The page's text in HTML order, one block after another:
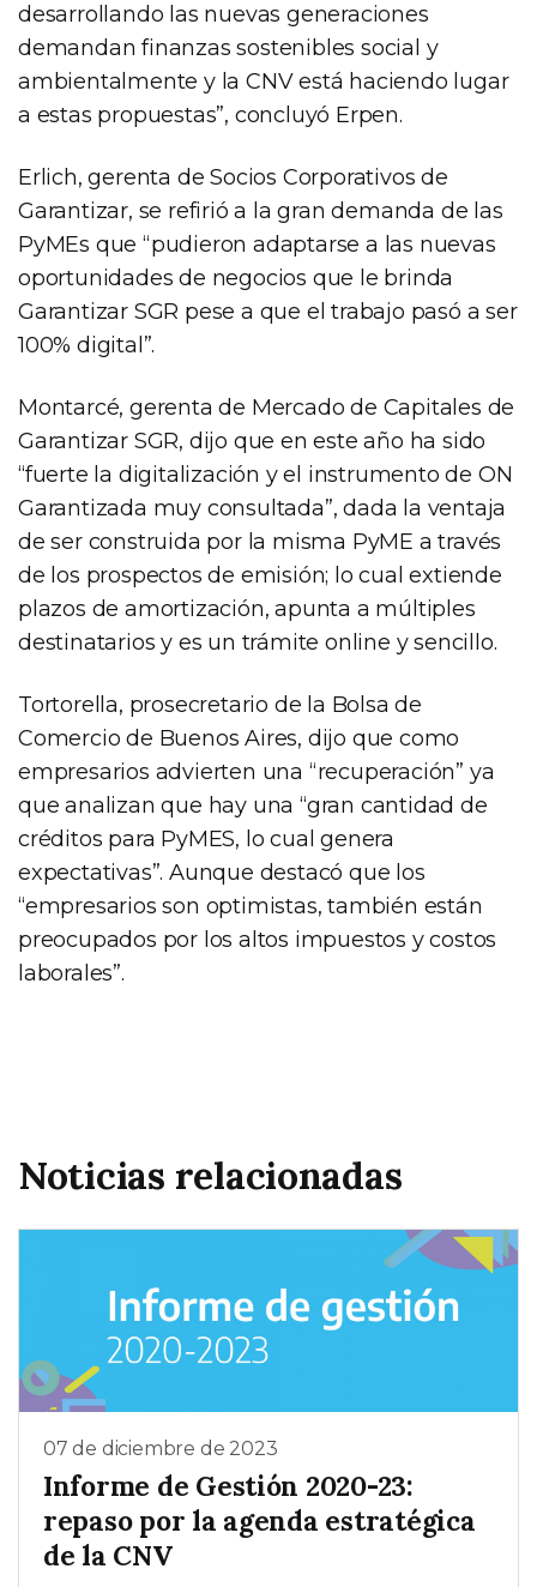
desarrollando las nuevas generaciones
demandan finanzas sostenibles social y
ambientalmente y la CNV está haciendo lugar
a estas propuestas”, concluyó Erpen.
Erlich, gerenta de Socios Corporativos de
Garantizar, se refirió a la gran demanda de las
PyMEs que “pudieron adaptarse a las nuevas
oportunidades de negocios que le brinda
Garantizar SGR pese a que el trabajo pasó a ser
100% digital”.
Montarcé, gerenta de Mercado de Capitales de
Garantizar SGR, dijo que en este año ha sido
“fuerte la digitalización y el instrumento de ON
Garantizada muy consultada”, dada la ventaja
de ser construida por la misma PyME a través
de los prospectos de emisión; lo cual extiende
plazos de amortización, apunta a múltiples
destinatarios y es un trámite online y sencillo.
Tortorella, prosecretario de la Bolsa de
Comercio de Buenos Aires, dijo que como
empresarios advierten una “recuperación” ya
que analizan que hay una “gran cantidad de
créditos para PyMES, lo cual genera
expectativas”. Aunque destacó que los
“empresarios son optimistas, también están
preocupados por los altos impuestos y costos
laborales”.
Noticias relacionadas
07 de diciembre de 2023
Informe de Gestión 2020-23:
repaso por la agenda estratégica
de la CNV